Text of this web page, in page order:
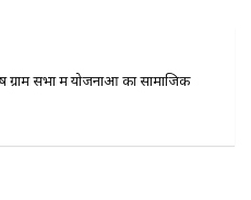
ग्राम सभा में योजनाओं का सामाजिक